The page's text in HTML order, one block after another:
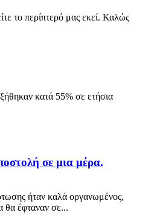
το περίπτερό μας εκεί. Καλώς
κατά 55% σε ετήσια
σε μια μέρα.
ήταν καλά οργανωμένος,
θα έφταναν σε...